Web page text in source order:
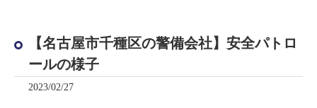
【名古屋市千種区の警備会社】安全パトロ
ールの様子
2023/02/27